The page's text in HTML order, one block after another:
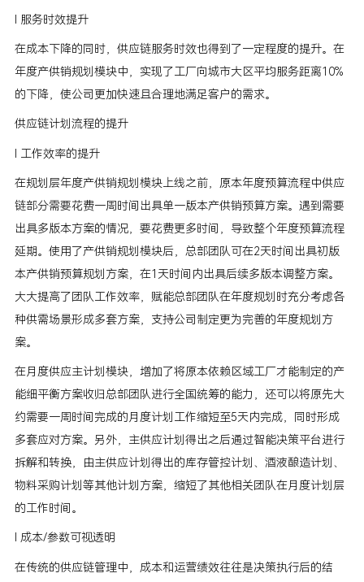
l 服务时效提升
在成本下降的同时，供应链服务时效也得到了一定程度的提升。在
年度产供销规划模块中，实现了工厂向城市大区平均服务距离10%
的下降，使公司更加快速且合理地满足客户的需求。
供应链计划流程的提升
l 工作效率的提升
在规划层年度产供销规划模块上线之前，原本年度预算流程中供应
链部分需要花费一周时间出具单一版本产供销预算方案。遇到需要
出具多版本方案的情况，要花费更多时间，导致整个年度预算流程
延期。使用了产供销规划模块后，总部团队可在2天时间出具初版
本产供销预算规划方案，在1天时间内出具后续多版本调整方案。
大大提高了团队工作效率，赋能总部团队在年度规划时充分考虑各
种供需场景形成多套方案，支持公司制定更为完善的年度规划方
案。
在月度供应主计划模块，增加了将原本依赖区域工厂才能制定的产
能细平衡方案收归总部团队进行全国统筹的能力，还可以将原先大
约需要一周时间完成的月度计划工作缩短至5天内完成，同时形成
多套应对方案。另外，主供应计划得出之后通过智能决策平台进行
拆解和转换，由主供应计划得出的库存管控计划、酒液酿造计划、
物料采购计划等其他计划方案，缩短了其他相关团队在月度计划层
的工作时间。
l 成本/参数可视透明
在传统的供应链管理中，成本和运营绩效往往是决策执行后的结